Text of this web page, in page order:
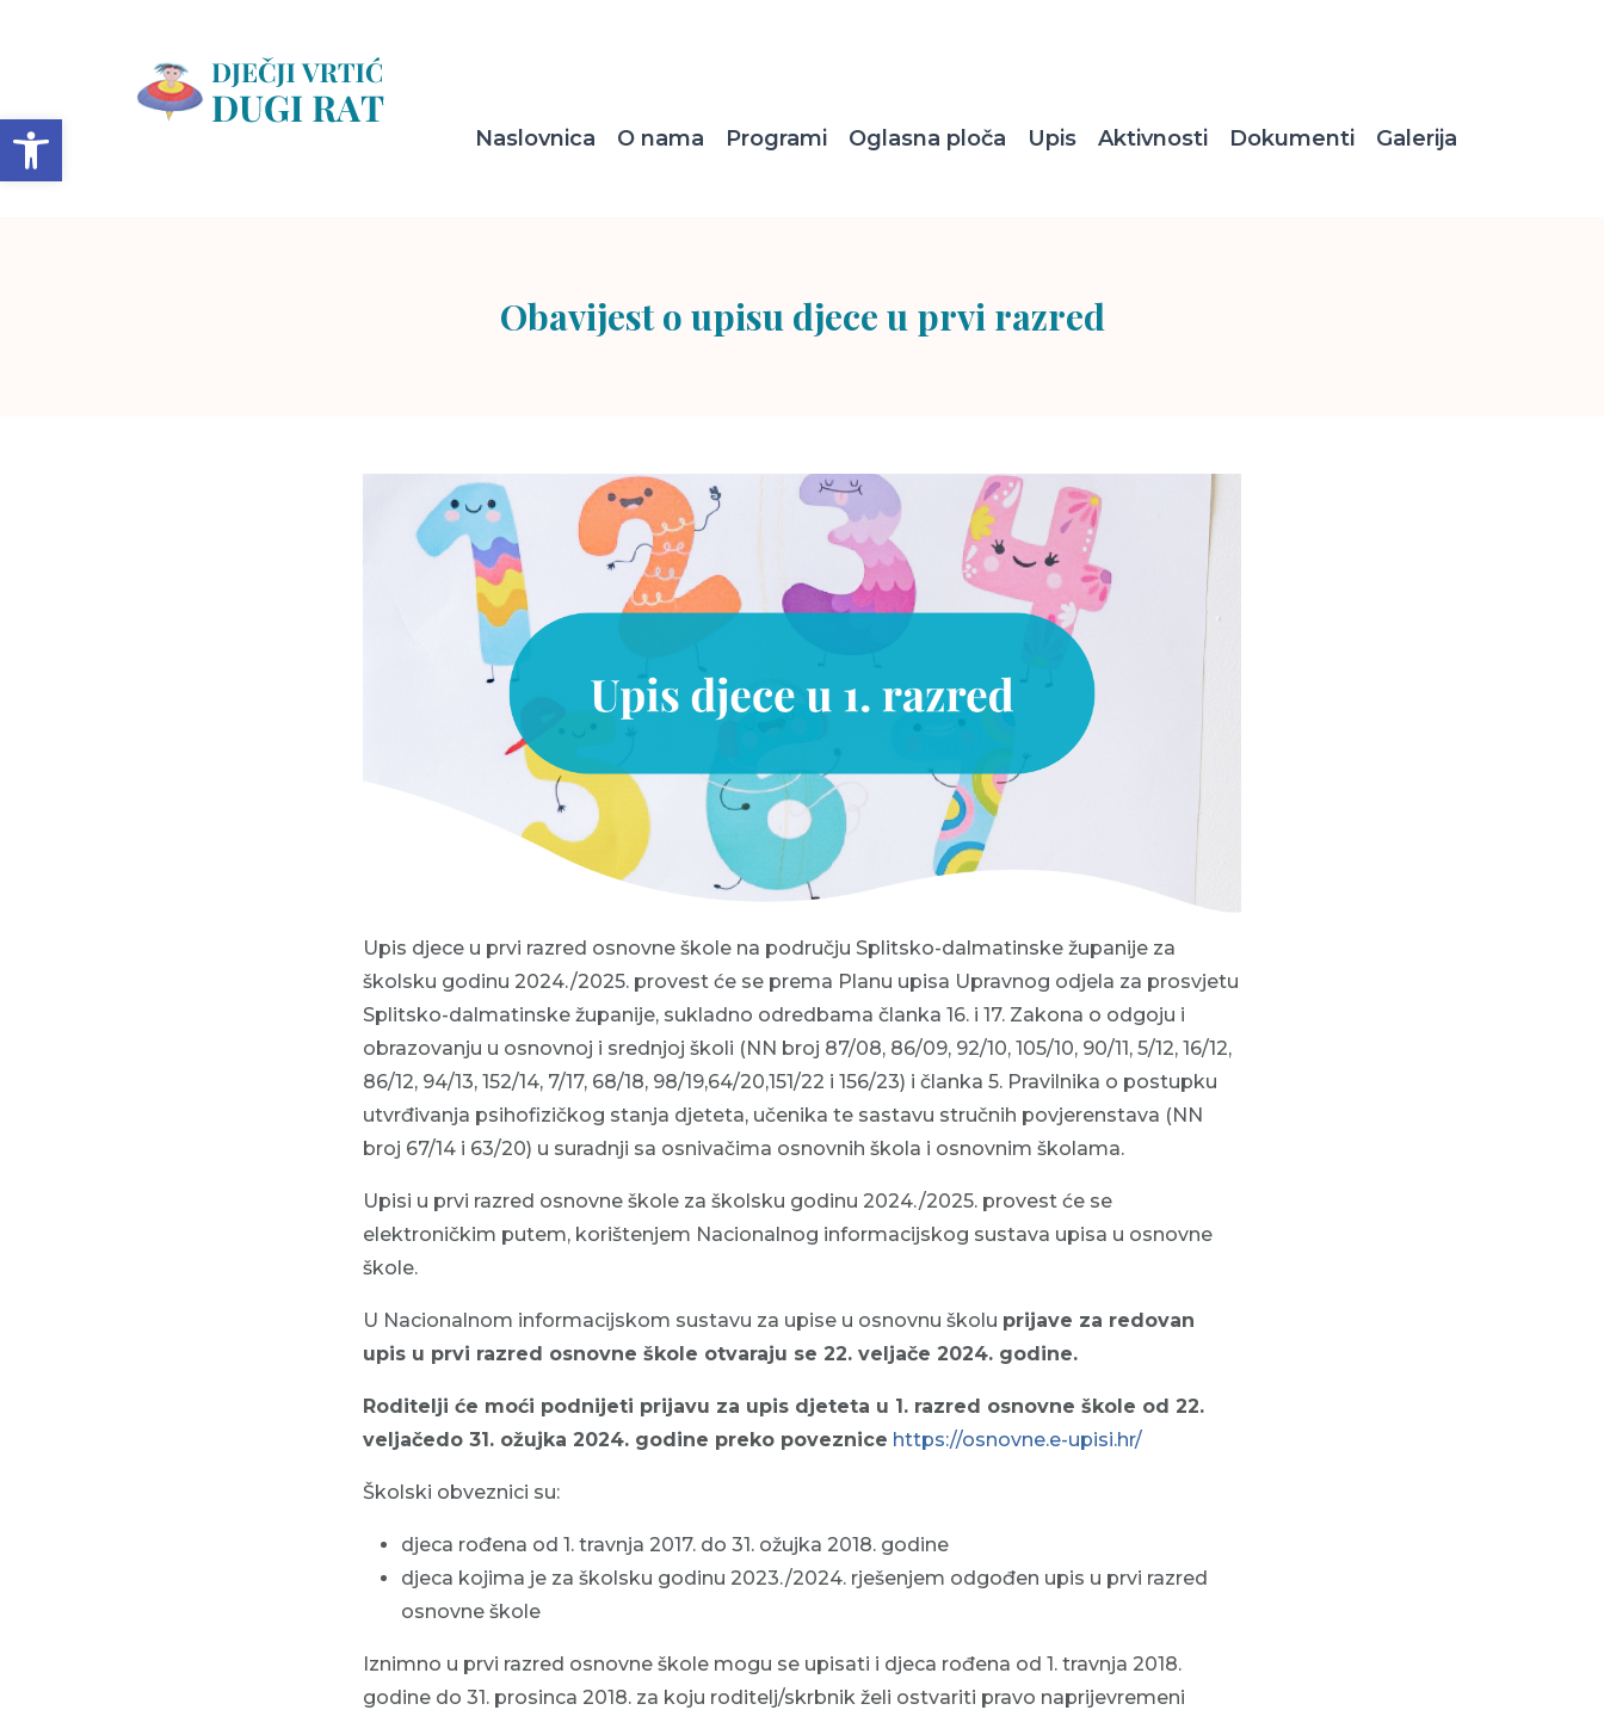
Open toolbar Naslovnica O nama Programi Oglasna ploča Upis Aktivnosti Dokumenti Galerija
Obavijest o upisu djece u prvi razred
Upis djece u prvi razred osnovne škole na području Splitsko-dalmatinske županije za
školsku godinu 2024./2025. provest će se prema Planu upisa Upravnog odjela za prosvjetu
Splitsko-dalmatinske županije, sukladno odredbama članka 16. i 17. Zakona o odgoju i
obrazovanju u osnovnoj i srednjoj školi (NN broj 87/08, 86/09, 92/10, 105/10, 90/11, 5/12, 16/12,
86/12, 94/13, 152/14, 7/17, 68/18, 98/19,64/20,151/22 i 156/23) i članka 5. Pravilnika o postupku
utvrđivanja psihofizičkog stanja djeteta, učenika te sastavu stručnih povjerenstava (NN
broj 67/14 i 63/20) u suradnji sa osnivačima osnovnih škola i osnovnim školama.
Upisi u prvi razred osnovne škole za školsku godinu 2024./2025. provest će se
elektroničkim putem, korištenjem Nacionalnog informacijskog sustava upisa u osnovne
škole.
U Nacionalnom informacijskom sustavu za upise u osnovnu školu prijave za redovan
upis u prvi razred osnovne škole otvaraju se 22. veljače 2024. godine.
Roditelji će moći podnijeti prijavu za upis djeteta u 1. razred osnovne škole od 22.
veljačedo 31. ožujka 2024. godine preko poveznice https://osnovne.e-upisi.hr/
Školski obveznici su:
djeca rođena od 1. travnja 2017. do 31. ožujka 2018. godine
djeca kojima je za školsku godinu 2023./2024. rješenjem odgođen upis u prvi razred
osnovne škole
Iznimno u prvi razred osnovne škole mogu se upisati i djeca rođena od 1. travnja 2018.
godine do 31. prosinca 2018. za koju roditelj/skrbnik želi ostvariti pravo naprijevremeni